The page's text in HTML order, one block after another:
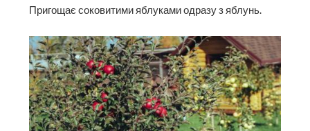
Пригощає соковитими яблуками одразу з яблунь.